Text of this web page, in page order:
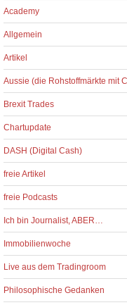
Academy
Allgemein
Artikel
Aussie (die Rohstoffmärkte mit
Brexit Trades
Chartupdate
DASH (Digital Cash)
freie Artikel
freie Podcasts
Ich bin Journalist, ABER…
Immobilienwoche
Live aus dem Tradingroom
Philosophische Gedanken